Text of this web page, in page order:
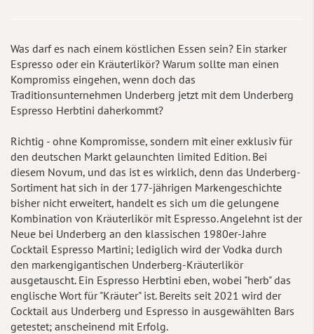
Was darf es nach einem köstlichen Essen sein? Ein starker
Espresso oder ein Kräuterlikör? Warum sollte man einen
Kompromiss eingehen, wenn doch das
Traditionsunternehmen Underberg jetzt mit dem Underberg
Espresso Herbtini daherkommt?
Richtig - ohne Kompromisse, sondern mit einer exklusiv für
den deutschen Markt gelaunchten limited Edition. Bei
diesem Novum, und das ist es wirklich, denn das Underberg-
Sortiment hat sich in der 177-jährigen Markengeschichte
bisher nicht erweitert, handelt es sich um die gelungene
Kombination von Kräuterlikör mit Espresso. Angelehnt ist der
Neue bei Underberg an den klassischen 1980er-Jahre
Cocktail Espresso Martini; lediglich wird der Vodka durch
den markengigantischen Underberg-Kräuterlikör
ausgetauscht. Ein Espresso Herbtini eben, wobei "herb" das
englische Wort für "Kräuter" ist. Bereits seit 2021 wird der
Cocktail aus Underberg und Espresso in ausgewählten Bars
getestet; anscheinend mit Erfolg.